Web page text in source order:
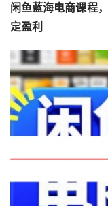
闲鱼蓝海电商课程
定盈利